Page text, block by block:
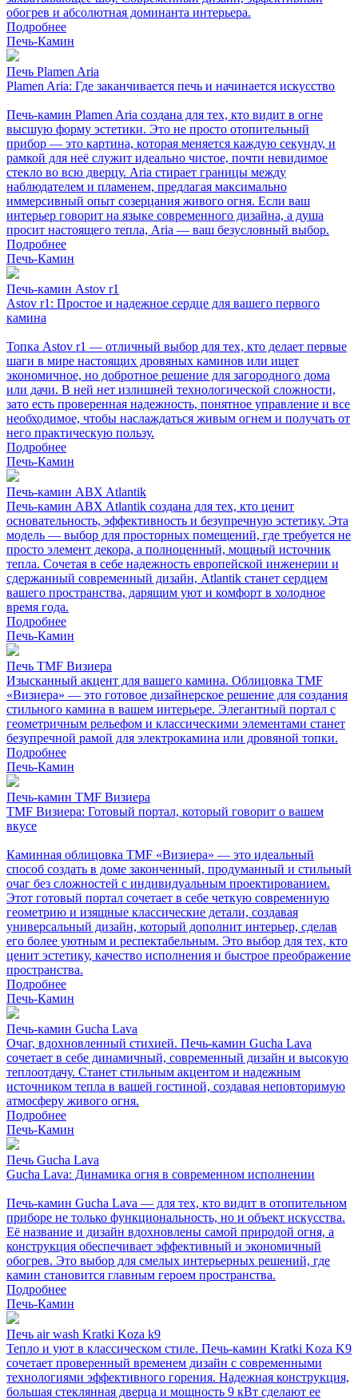
обогрев и абсолютная доминанта интерьера.
Подробнее
Печь-Камин
Печь Plamen Aria
Plamen Aria: Где заканчивается печь и начинается искусство
Печь-камин Plamen Aria создана для тех, кто видит в огне
высшую форму эстетики. Это не просто отопительный
прибор — это картина, которая меняется каждую секунду, и
рамкой для неё служит идеально чистое, почти невидимое
стекло во всю дверцу. Aria стирает границы между
наблюдателем и пламенем, предлагая максимально
иммерсивный опыт созерцания живого огня. Если ваш
интерьер говорит на языке современного дизайна, а душа
просит настоящего тепла, Aria — ваш безусловный выбор.
Подробнее
Печь-Камин
Печь-камин Astov r1
Astov r1: Простое и надежное сердце для вашего первого
камина
Топка Astov r1 — отличный выбор для тех, кто делает первые
шаги в мире настоящих дровяных каминов или ищет
экономичное, но добротное решение для загородного дома
или дачи. В ней нет излишней технологической сложности,
зато есть проверенная надежность, понятное управление и все
необходимое, чтобы наслаждаться живым огнем и получать от
него практическую пользу.
Подробнее
Печь-Камин
Печь-камин ABX Atlantik
Печь-камин ABX Atlantik создана для тех, кто ценит
основательность, эффективность и безупречную эстетику. Эта
модель — выбор для просторных помещений, где требуется не
просто элемент декора, а полноценный, мощный источник
тепла. Сочетая в себе надежность европейской инженерии и
сдержанный современный дизайн, Atlantik станет сердцем
вашего пространства, дарящим уют и комфорт в холодное
время года.
Подробнее
Печь-Камин
Печь TMF Визиера
Изысканный акцент для вашего камина. Облицовка TMF
«Визиера» — это готовое дизайнерское решение для создания
стильного камина в вашем интерьере. Элегантный портал с
геометричным рельефом и классическими элементами станет
безупречной рамой для электрокамина или дровяной топки.
Подробнее
Печь-Камин
Печь-камин TMF Визиера
TMF Визиера: Готовый портал, который говорит о вашем
вкусе
Каминная облицовка TMF «Визиера» — это идеальный
способ создать в доме законченный, продуманный и стильный
очаг без сложностей с индивидуальным проектированием.
Этот готовый портал сочетает в себе четкую современную
геометрию и изящные классические детали, создавая
универсальный дизайн, который дополнит интерьер, сделав
его более уютным и респектабельным. Это выбор для тех, кто
ценит эстетику, качество исполнения и быстрое преображение
пространства.
Подробнее
Печь-Камин
Печь-камин Gucha Lava
Очаг, вдохновленный стихией. Печь-камин Gucha Lava
сочетает в себе динамичный, современный дизайн и высокую
теплоотдачу. Станет стильным акцентом и надежным
источником тепла в вашей гостиной, создавая неповторимую
атмосферу живого огня.
Подробнее
Печь-Камин
Печь Gucha Lava
Gucha Lava: Динамика огня в современном исполнении
Печь-камин Gucha Lava — для тех, кто видит в отопительном
приборе не только функциональность, но и объект искусства.
Её название и дизайн вдохновлены самой природой огня, а
конструкция обеспечивает эффективный и экономичный
обогрев. Это выбор для смелых интерьерных решений, где
камин становится главным героем пространства.
Подробнее
Печь-Камин
Печь air wash Kratki Koza k9
Тепло и уют в классическом стиле. Печь-камин Kratki Koza K9
сочетает проверенный временем дизайн с современными
технологиями эффективного горения. Надежная конструкция,
большая стеклянная дверца и мощность 9 кВт сделают ее